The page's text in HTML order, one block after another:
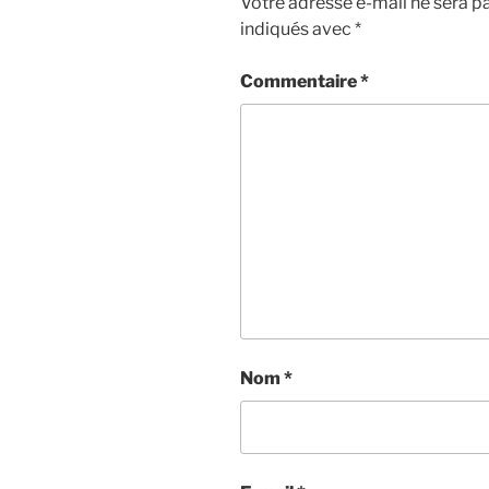
indiqués avec *
Commentaire*
Nom *